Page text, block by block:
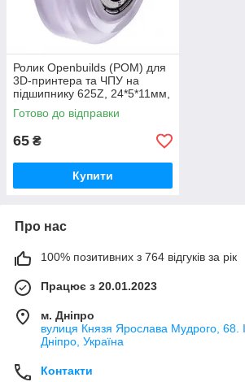
Ролик Openbuilds (POM) для
3D-принтера та ЧПУ на
підшипнику 625Z, 24*5*11мм,
прозорий
Готово до відправки
65 ₴
Купити
Про нас
100% позитивних з 764 відгуків за рік
Працює з 20.01.2023
м. Дніпро
вулиця Князя Ярослава Мудрого, 68.
Дніпро, Україна
Контакти